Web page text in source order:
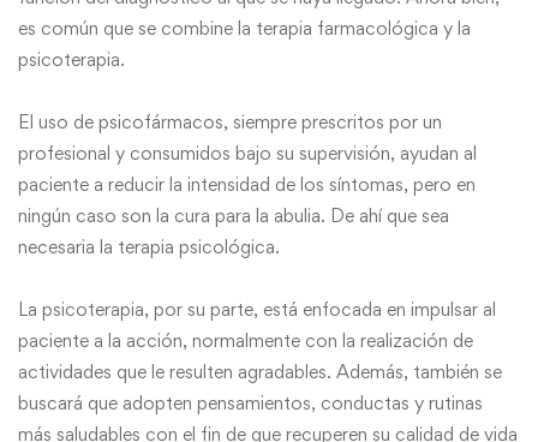
es común que se combine la terapia farmacológica y la
psicoterapia.
El uso de psicofármacos, siempre prescritos por un
profesional y consumidos bajo su supervisión, ayudan al
paciente a reducir la intensidad de los síntomas, pero en
ningún caso son la cura para la abulia. De ahí que sea
necesaria la terapia psicológica.
La psicoterapia, por su parte, está enfocada en impulsar al
paciente a la acción, normalmente con la realización de
actividades que le resulten agradables. Además, también se
buscará que adopten pensamientos, conductas y rutinas
más saludables con el fin de que recuperen su calidad de vida